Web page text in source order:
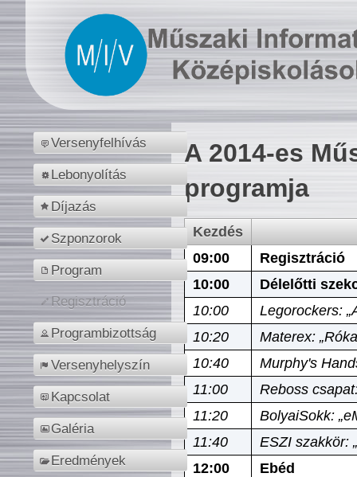
Versenyfelhívás
Lebonyolítás
Díjazás
Szponzorok
Program
Regisztráció
Programbizottság
Versenyhelyszín
Kapcsolat
Galéria
Eredmények
A 2014-es
programja
Kezdés
09:00
Regisztráció
10:00
Délelőtti
10:00
Legorockers:
10:20
Materex:
10:40
Murphy's
11:00
Reboss
11:20
BolyaiSokk:
11:40
ESZI szakkör:
12:00
Ebéd